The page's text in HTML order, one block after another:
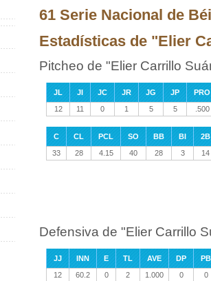
61 Serie Nacional de
Estadísticas de "Elier
Pitcheo de "Elier Carrillo
JL JI JC JR JG JP PRO
12
11 0 1 5 5 .500
C CL PCL SO BB BI 2B
33
28 4.15 40 28 3 14
Defensiva de "Elier Carrillo
JJ INN E TL AVE DP PB
12
60.2 0 2 1.000 0 0